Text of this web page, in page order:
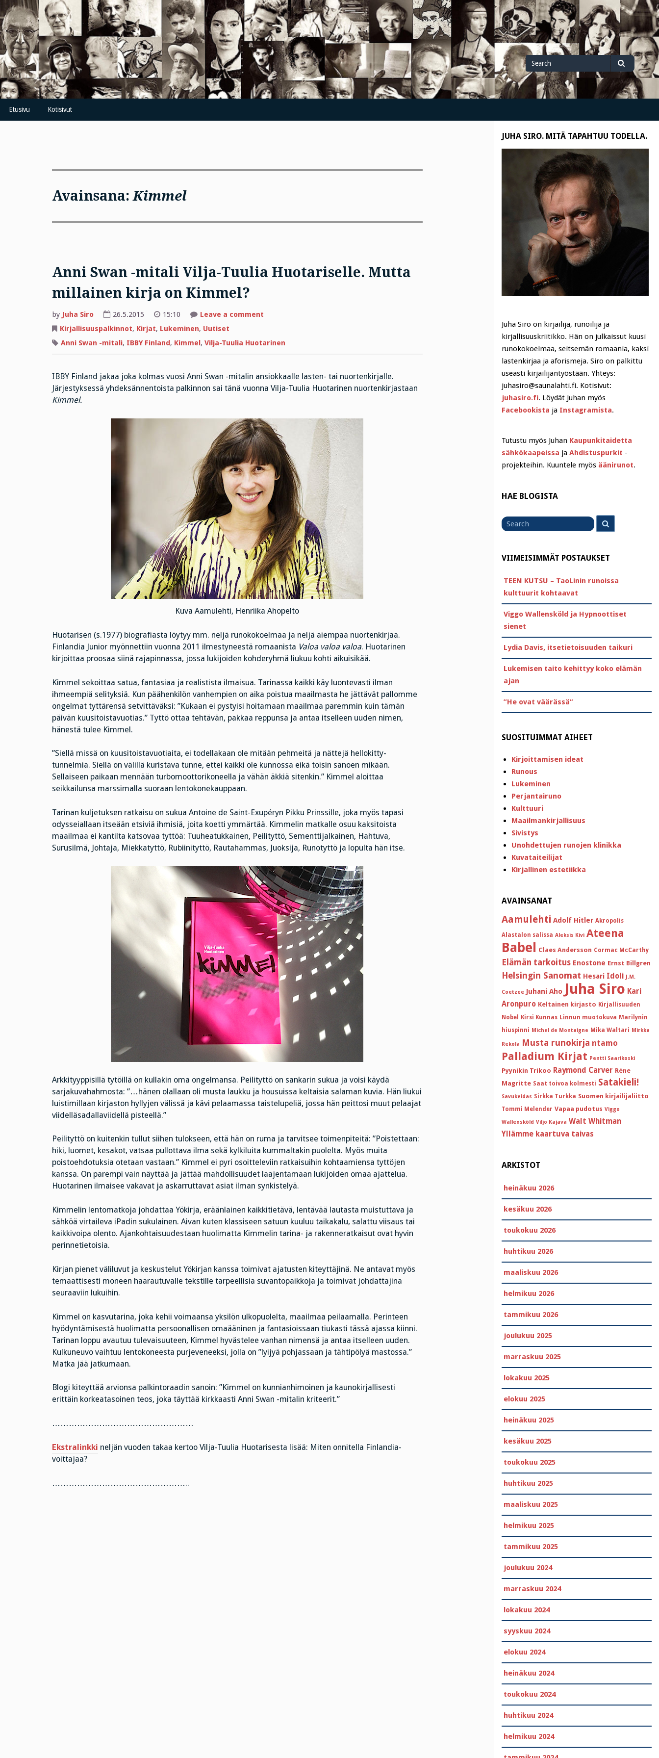
Skip
to
content
Search
for
Search
Etusivu Kotisivut
Avainsana:Kimmel
Anni Swan -mitali Vilja-Tuulia Huotariselle. Mutta
millainen kirja on Kimmel?
by Juha Siro 26.5.2015 15:10 Leave a commenton
mitali
Vilja-
millainen
on
Kirjallisuuspalkinnot, Kirjat, Lukeminen, Uutiset
Anni Swan -mitali, IBBY Finland, Kimmel, Vilja-Tuulia Huotarinen
IBBY Finland jakaa joka kolmas vuosi Anni Swan -mitalin ansiokkaalle lasten- tai nuortenkirjalle.
Järjestyksessä yhdeksännentoista palkinnon sai tänä vuonna Vilja-Tuulia Huotarinen nuortenkirjastaan
Kimmel.
Kuva Aamulehti, Henriika Ahopelto
Huotarisen (s.1977) biografiasta löytyy mm. neljä runokokoelmaa ja neljä aiempaa nuortenkirjaa.
Finlandia Junior myönnettiin vuonna 2011 ilmestyneestä romaanista Valoa valoa valoa. Huotarinen
kirjoittaa proosaa siinä rajapinnassa, jossa lukijoiden kohderyhmä liukuu kohti aikuisikää.
Kimmel sekoittaa satua, fantasiaa ja realistista ilmaisua. Tarinassa kaikki käy luontevasti ilman
ihmeempiä selityksiä. Kun päähenkilön vanhempien on aika poistua maailmasta he jättävät pallomme
ongelmat tyttärensä setvittäväksi: ”Kukaan ei pystyisi hoitamaan maailmaa paremmin kuin tämän
päivän kuusitoistavuotias.” Tyttö ottaa tehtävän, pakkaa reppunsa ja antaa itselleen uuden nimen,
hänestä tulee Kimmel.
”Siellä missä on kuusitoistavuotiaita, ei todellakaan ole mitään pehmeitä ja nättejä hellokitty-
tunnelmia. Siellä on välillä kuristava tunne, ettei kaikki ole kunnossa eikä toisin sanoen mikään.
Sellaiseen paikaan mennään turbomoottorikoneella ja vähän äkkiä sitenkin.” Kimmel aloittaa
seikkailunsa marssimalla suoraan lentokonekauppaan.
Tarinan kuljetuksen ratkaisu on sukua Antoine de Saint-Exupéryn Pikku Prinssille, joka myös tapasi
odysseiallaan itseään etsiviä ihmisiä, joita koetti ymmärtää. Kimmelin matkalle osuu kaksitoista
maailmaa ei kantilta katsovaa tyttöä: Tuuheatukkainen, Peilityttö, Sementtijalkainen, Hahtuva,
Surusilmä, Johtaja, Miekkatyttö, Rubiinityttö, Rautahammas, Juoksija, Runotyttö ja lopulta hän itse.
Arkkityyppisillä tytöillä on kullakin oma ongelmansa. Peilityttö on sankarin sukua ja voisi käydä
sarjakuvahahmosta: ”…hänen olallaan oli musta laukku ja housuissa keltaisia salaman kuvia. Hän liukui
luistimillaan kirjaston hyllyjen välissä ja kävi pelaamassa taistelupeliä, jossa hän peittosi muut pelaajat
viidelläsadallaviidellä pisteellä.”
Peilityttö on kuitenkin tullut siihen tulokseen, että hän on ruma ja tarvitsee toimenpiteitä: ”Poistettaan:
hiki, luomet, kesakot, vatsaa pullottava ilma sekä kylkiluita kummaltakin puolelta. Myös muita
poistoehdotuksia otetaan vastaan.” Kimmel ei pyri osoitteleviin ratkaisuihin kohtaamiensa tyttöjen
kanssa. On parempi vain näyttää ja jättää mahdollisuudet laajentamaan lukijoiden omaa ajattelua.
Huotarinen ilmaisee vakavat ja askarruttavat asiat ilman synkistelyä.
Kimmelin lentomatkoja johdattaa Yökirja, eräänlainen kaikkitietävä, lentävää lautasta muistuttava ja
sähköä virtaileva iPadin sukulainen. Aivan kuten klassiseen satuun kuuluu taikakalu, salattu viisaus tai
kaikkivoipa olento. Ajankohtaisuudestaan huolimatta Kimmelin tarina- ja rakenneratkaisut ovat hyvin
perinnetietoisia.
Kirjan pienet väliluvut ja keskustelut Yökirjan kanssa toimivat ajatusten kiteyttäjinä. Ne antavat myös
temaattisesti moneen haarautuvalle tekstille tarpeellisia suvantopaikkoja ja toimivat johdattajina
seuraaviin lukuihin.
Kimmel on kasvutarina, joka kehii voimaansa yksilön ulkopuolelta, maailmaa peilaamalla. Perinteen
hyödyntämisestä huolimatta persoonallisen omaääninen ja fantasioissaan tiukasti tässä ajassa kiinni.
Tarinan loppu avautuu tulevaisuuteen, Kimmel hyvästelee vanhan nimensä ja antaa itselleen uuden.
Kulkuneuvo vaihtuu lentokoneesta purjeveneeksi, jolla on ”lyijyä pohjassaan ja tähtipölyä mastossa.”
Matka jää jatkumaan.
Blogi kiteyttää arvionsa palkintoraadin sanoin: ”Kimmel on kunnianhimoinen ja kaunokirjallisesti
erittäin korkeatasoinen teos, joka täyttää kirkkaasti Anni Swan -mitalin kriteerit.”
……………………………………………
Ekstralinkki neljän vuoden takaa kertoo Vilja-Tuulia Huotarisesta lisää: Miten onnitella Finlandia-
voittajaa?
…………………………………………..
JUHA SIRO. MITÄ TAPAHTUU TODELLA.
Juha Siro on kirjailija, runoilija ja
kirjallisuuskriitikko. Hän on julkaissut kuusi
runokokoelmaa, seitsemän romaania, kaksi
lastenkirjaa ja aforismeja. Siro on palkittu
useasti kirjailijantyöstään. Yhteys:
juhasiro@saunalahti.fi. Kotisivut:
juhasiro.fi. Löydät Juhan myös
Facebookista ja Instagramista.
Tutustu myös Juhan Kaupunkitaidetta
sähkökaapeissa ja Ahdistuspurkit -
projekteihin. Kuuntele myös äänirunot.
HAE BLOGISTA
for
VIIMEISIMMÄT POSTAUKSET
TEEN KUTSU – TaoLinin runoissa
kulttuurit kohtaavat
Viggo Wallensköld ja Hypnoottiset
sienet
Lydia Davis, itsetietoisuuden taikuri
Lukemisen taito kehittyy koko elämän
ajan
”He ovat väärässä”
SUOSITUIMMAT AIHEET
Kirjoittamisen ideat
Runous
Lukeminen
Perjantairuno
Kulttuuri
Maailmankirjallisuus
Sivistys
Unohdettujen runojen klinikka
Kuvataiteilijat
Kirjallinen estetiikka
AVAINSANAT
Aamulehti Adolf Hitler Akropolis
Alastalon salissa Aleksis Kivi Ateena
Babel Claes Andersson Cormac McCarthy
Elämän tarkoitus Enostone Ernst Billgren
Helsingin Sanomat Hesari Idoli J.M.
Coetzee Juhani Aho Juha Siro Kari
Aronpuro Keltainen kirjasto Kirjallisuuden
Nobel
Kirsi Kunnas Linnun muotokuva Marilynin
hiuspinni Michel de Montaigne Mika Waltari Mirkka
Rekola Musta runokirja ntamo
Palladium Kirjat Pentti Saarikoski
Pyynikin Trikoo Raymond Carver Réne
Magritte Saat toivoa kolmesti Satakieli!
Savukeidas Sirkka Turkka Suomen kirjailijaliitto
Tommi Melender Vapaa pudotus Viggo
Wallensköld Viljo Kajava Walt Whitman
Yllämme kaartuva taivas
ARKISTOT
heinäkuu 2026
kesäkuu 2026
toukokuu 2026
huhtikuu 2026
maaliskuu 2026
helmikuu 2026
tammikuu 2026
joulukuu 2025
marraskuu 2025
lokakuu 2025
elokuu 2025
heinäkuu 2025
kesäkuu 2025
toukokuu 2025
huhtikuu 2025
maaliskuu 2025
helmikuu 2025
tammikuu 2025
joulukuu 2024
marraskuu 2024
lokakuu 2024
syyskuu 2024
elokuu 2024
heinäkuu 2024
toukokuu 2024
huhtikuu 2024
helmikuu 2024